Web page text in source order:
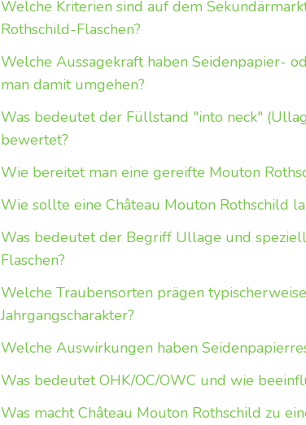
Welche Kriterien sind auf dem
Rothschild-Flaschen?
Welche Aussagekraft haben Seidenpapier-
man damit umgehen?
Was bedeutet der Füllstand "into neck"
bewertet?
Wie bereitet man eine gereifte Mouton
Wie sollte eine Château Mouton Rothschild
Was bedeutet der Begriff Ullage und
Flaschen?
Welche Traubensorten prägen
Jahrgangscharakter?
Welche Auswirkungen haben
Was bedeutet OHK/OC/OWC und wie
Was macht Château Mouton Rothschild zu